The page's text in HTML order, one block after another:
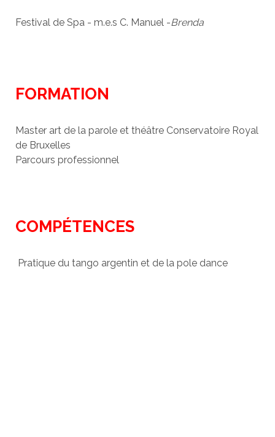
Festival de Spa - m.e.s C. Manuel -Brenda
FORMATION
Master art de la parole et théâtre Conservatoire Royal
de Bruxelles
Parcours professionnel
COMPÉTENCES
Pratique du tango argentin et de la pole dance